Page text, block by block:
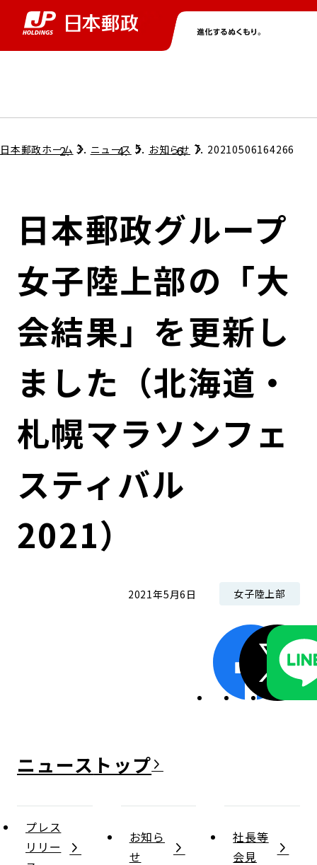
グループ情報トップ
コンプライアンス
ガバナンス
コンダクト向上の取組み
ローカル共創イニシアティブ
株主・投資家情報トップ
個人投資家のみなさまへ
株式情報
財務情報・IR資料
IRニュース
IRカレンダー
ニューストップ
サステナビリティトップ
担当役員メッセージ
サステナビリティマネジメント
持続可能な金融のフレームワーク
環境
ESGデータ集
採用情報トップ
日本郵政ホーム ニュース お知らせ 20210506164266
日本郵政グループ
女子陸上部の「大
会結果」を更新し
ました（北海道・
札幌マラソンフェ
スティバル
2021）
2021年5月6日 女子陸上部
ニュース
プレス
リリー
お知ら
せ
社長等
会見